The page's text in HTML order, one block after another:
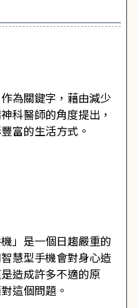
為關鍵字，藉由減少
科醫師的角度提出，
富的生活方式。
」是一個日趨嚴重的
慧型手機會對身心造
造成許多不適的原
這個問題。